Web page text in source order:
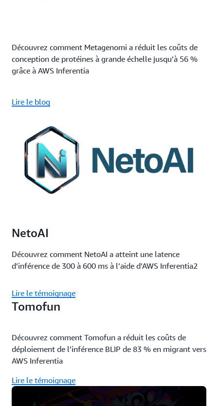
Découvrez comment Metagenomi a réduit les coûts de
conception de protéines à grande échelle jusqu’à 56 %
grâce à AWS Inferentia
Lire le blog
NetoAI
Découvrez comment NetoAI a atteint une latence
d’inférence de 300 à 600 ms à l’aide d’AWS Inferentia2
Lire le témoignage
Tomofun
Découvrez comment Tomofun a réduit les coûts de
déploiement de l’inférence BLIP de 83 % en migrant vers
AWS Inferentia
Lire le témoignage